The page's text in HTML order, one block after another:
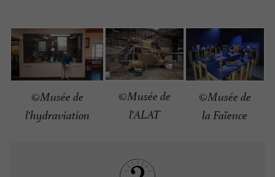
©Musée de
l'hydraviation
©Musée de
l'ALAT
©Musée de
la Faïence